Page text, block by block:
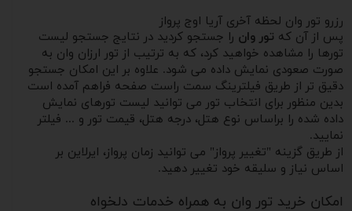
رزرو تور وان لحظه آخری آریا اوج پرواز
پس از آن که تور وان را جستجو کردید در نتایج جستجو لیست
تورها را مشاهده خواهید کرد، که به ترتیب از تور ارزان وان به
صورت صعودی نمایش داده می شود. علاوه بر این امکان جستجو
دقیق تر از طریق فیلترینگ سمت راست صفحه فراهم آمده است
بدین منظور برای انتخاب تور می توانید لیست تورهای نمایش
داده شده را براساس نوع هتل، درجه هتل، قیمت تور و ... فیلتر
نمایید.
از طریق گزینه "تغییر پرواز" می توانید زمان پرواز، ایرلاین بر
اساس نیاز و سلیقه خود تغییر دهید.
امکان خرید تور وان به همراه خدمات دلخواه